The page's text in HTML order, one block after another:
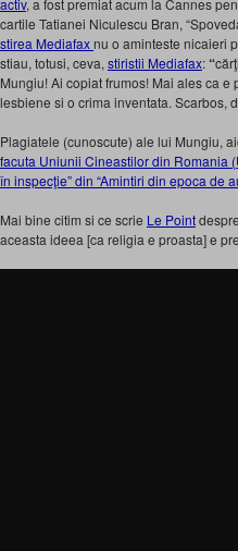
activ, a fost premiat acum la Cannes
cartile Tatianei Niculescu Bran,
stirea Mediafaxnu o aminteste nicaieri
stiau, totusi, ceva, stiristii Mediafax:“
Mungiu! Ai copiat frumos! Mai ales ca
lesbiene si o crima inventata. Scarbos,
Plagiatele (cunoscute) ale lui Mungiu,
facuta Uniunii Cineastilor din Romania
în inspecţie” din “Amintiri din epoca de
Mai bine citim si ce scrie Le Point
aceasta ideea [ca religia e proasta] e